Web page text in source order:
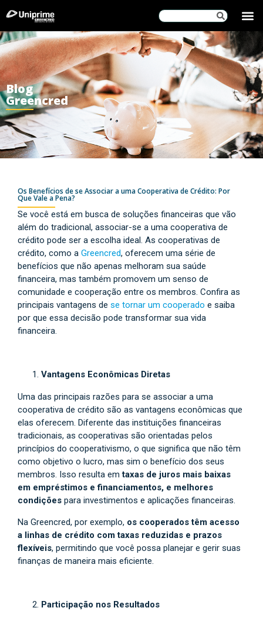
Blog
Greencred
Os Benefícios de se Associar a uma Cooperativa de Crédito: Por
Que Vale a Pena?
Se você está em busca de soluções financeiras que vão
além do tradicional, associar-se a uma cooperativa de
crédito pode ser a escolha ideal. As cooperativas de
crédito, como a Greencred, oferecem uma série de
benefícios que não apenas melhoram sua saúde
financeira, mas também promovem um senso de
comunidade e cooperação entre os membros. Confira as
principais vantagens de se tornar um cooperado e saiba
por que essa decisão pode transformar sua vida
financeira.
Vantagens Econômicas Diretas
Uma das principais razões para se associar a uma
cooperativa de crédito são as vantagens econômicas que
elas oferecem. Diferente das instituições financeiras
tradicionais, as cooperativas são orientadas pelos
princípios do cooperativismo, o que significa que não têm
como objetivo o lucro, mas sim o benefício dos seus
membros. Isso resulta emtaxas de juros mais baixas
em empréstimos e financiamentos, e melhores
condições para investimentos e aplicações financeiras.
Na Greencred, por exemplo, os cooperados têm acesso
a linhas de crédito com taxas reduzidas e prazos
flexíveis, permitindo que você possa planejar e gerir suas
finanças de maneira mais eficiente.
Participação nos Resultados